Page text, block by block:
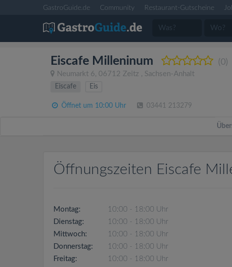
GastroGuide.de Community Restaurant-Gutscheine
Eiscafe Milleninum (0)
Neumarkt 6, 06712 Zeitz , Sachsen-Anhalt
Eiscafe
Eis
Öffnet um 10:00 Uhr 03441 213279
Öffnungszeiten Eiscafe
Montag:
10:00 - 18:00 Uhr
Dienstag:
10:00 - 18:00 Uhr
Mittwoch:
10:00 - 18:00 Uhr
Donnerstag:
10:00 - 18:00 Uhr
Freitag:
10:00 - 18:00 Uhr